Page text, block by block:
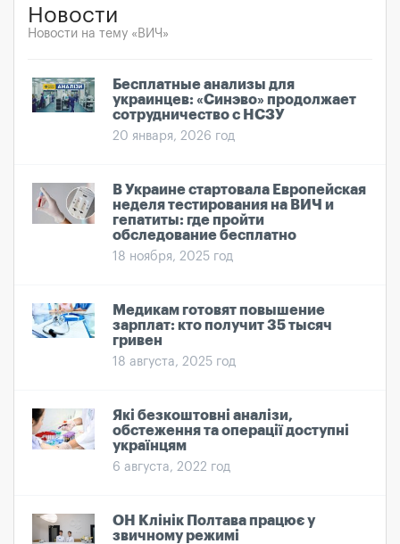
Новости
Новости на тему «ВИЧ»
Бесплатные анализы для
украинцев: «Синэво» продолжает
сотрудничество с НСЗУ
20 января, 2026 год
В Украине стартовала Европейская
неделя тестирования на ВИЧ и
гепатиты: где пройти
обследование бесплатно
18 ноября, 2025 год
Медикам готовят повышение
зарплат: кто получит 35 тысяч
гривен
18 августа, 2025 год
Які безкоштовні аналізи,
обстеження та операції доступні
українцям
6 августа, 2022 год
ОН Клінік Полтава працює у
звичному режимі